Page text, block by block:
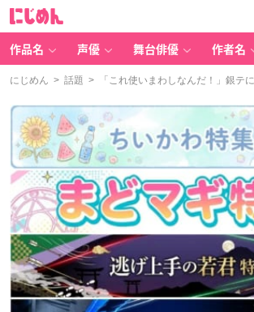
作品名 声優 舞台俳優 作者名
にじめん > 話題 > 「これ使いまわしなんだ！」銀テ